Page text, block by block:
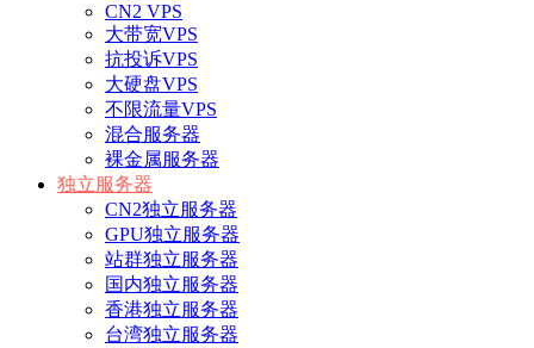
CN2 VPS
大带宽VPS
抗投诉VPS
大硬盘VPS
不限流量VPS
混合服务器
裸金属服务器
独立服务器
CN2独立服务器
GPU独立服务器
站群独立服务器
国内独立服务器
香港独立服务器
台湾独立服务器